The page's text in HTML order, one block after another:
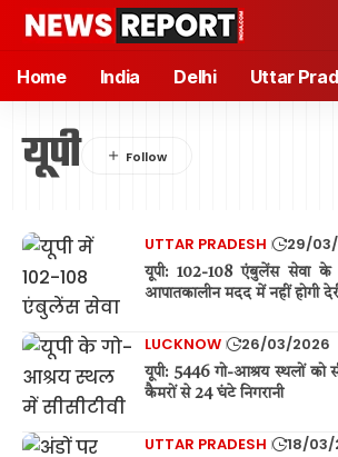
Home India Delhi Uttar
यूपी
UTTAR PRADESH 29/
यूपी: 102-108 एंबुलेंस सेवा के
आपातकालीन मदद में नहीं होगी
LUCKNOW 26/03/2026
यूपी: 5446 गो-आश्रय स्थलों को
कैमरों से 24 घंटे निगरानी
UTTAR PRADESH 18/03/